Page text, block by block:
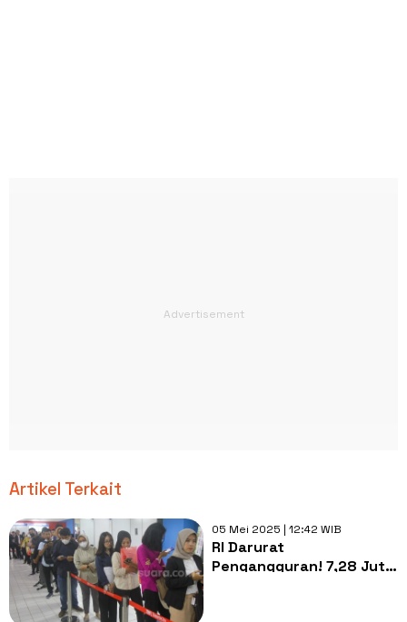
Artikel Terkait
05 Mei 2025 | 12:42 WIB
RI Darurat
Pengangguran! 7,28 Juta